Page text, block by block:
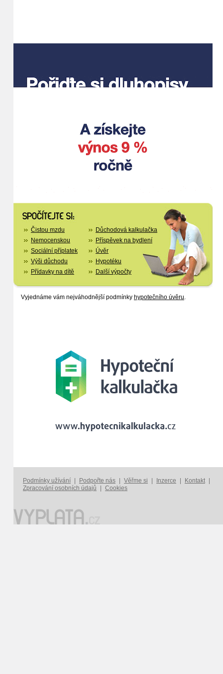
Čistou mzdu
Nemocenskou
Sociální příplatek
Výši důchodu
Přídavky na dítě
Důchodová kalkulačka
Příspěvek na bydlení
Úvěr
Hypotéku
Další výpočty
Vyjednáme vám nejváhodnější podmínky hypotečního úvěru.
Podmínky užívání Podpořte nás Věřme si Inzerce Kontakt
Zpracování osobních údajů
Cookies